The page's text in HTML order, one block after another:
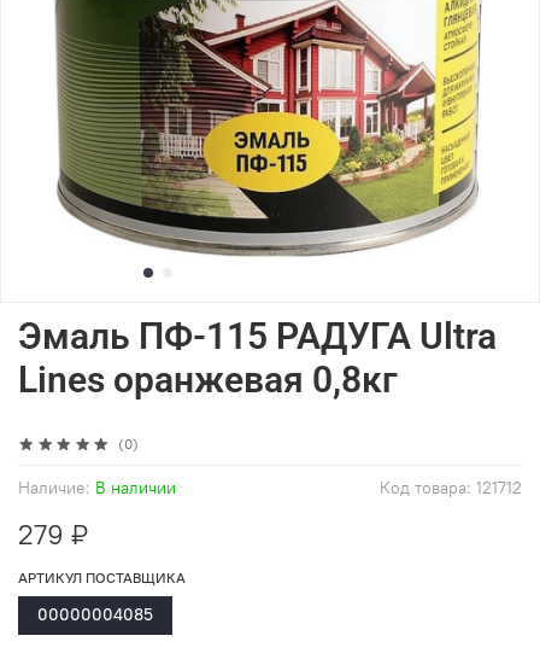
(0)
Код товара: 121712
Наличие: В наличии
Эмаль ПФ-115 РАДУГА Ultra
Lines оранжевая 0,8кг
279 ₽
АРТИКУЛ ПОСТАВЩИКА
00000004085